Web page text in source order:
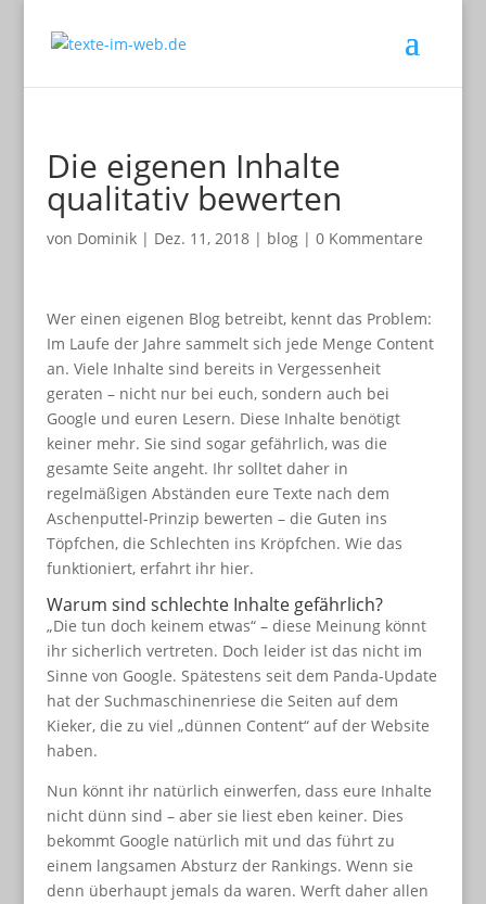
Die eigenen Inhalte
qualitativ bewerten
von Dominik| Dez. 11, 2018| blog| 0 Kommentare
Wer einen eigenen Blog betreibt, kennt das Problem:
Im Laufe der Jahre sammelt sich jede Menge Content
an. Viele Inhalte sind bereits in Vergessenheit
geraten – nicht nur bei euch, sondern auch bei
Google und euren Lesern. Diese Inhalte benötigt
keiner mehr. Sie sind sogar gefährlich, was die
gesamte Seite angeht. Ihr solltet daher in
regelmäßigen Abständen eure Texte nach dem
Aschenputtel-Prinzip bewerten – die Guten ins
Töpfchen, die Schlechten ins Kröpfchen. Wie das
funktioniert, erfahrt ihr hier.
Warum sind schlechte Inhalte gefährlich?
„Die tun doch keinem etwas“ – diese Meinung könnt
ihr sicherlich vertreten. Doch leider ist das nicht im
Sinne von Google. Spätestens seit dem Panda-Update
hat der Suchmaschinenriese die Seiten auf dem
Kieker, die zu viel „dünnen Content“ auf der Website
haben.
Nun könnt ihr natürlich einwerfen, dass eure Inhalte
nicht dünn sind – aber sie liest eben keiner. Dies
bekommt Google natürlich mit und das führt zu
einem langsamen Absturz der Rankings. Wenn sie
denn überhaupt jemals da waren. Werft daher allen